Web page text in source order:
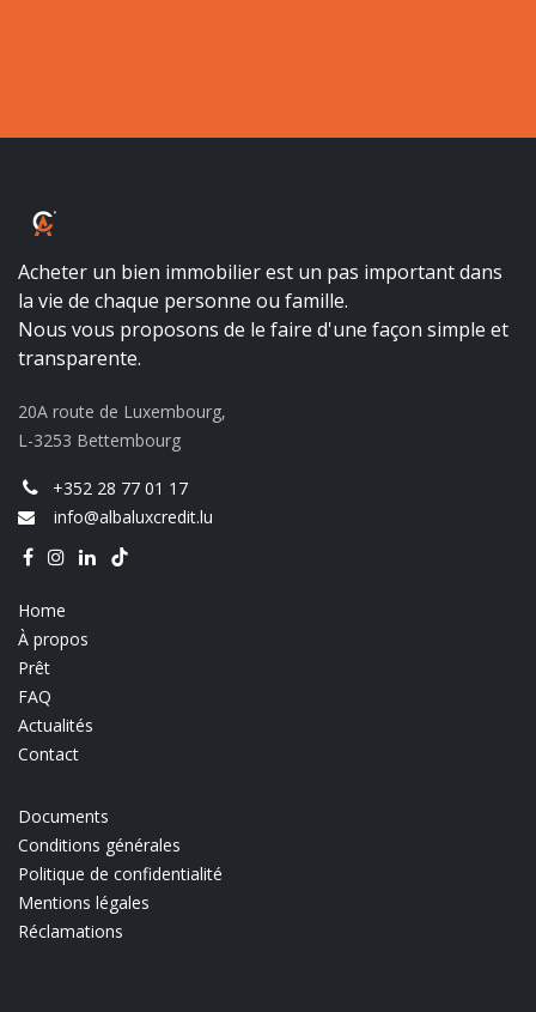
Acheter un bien immobilier est un pas important dans
la vie de chaque personne ou famille.
Nous vous proposons de le faire d'une façon simple et
transparente.
20A route de Luxembourg,
L-3253 Bettembourg
+352 28 77 01 17
info@albaluxcredit.lu
Home
À propos
Prêt
FAQ
Actualités
Contact
Documents
Conditions générales
Politique de confidentialité
Mentions légales
Réclamations